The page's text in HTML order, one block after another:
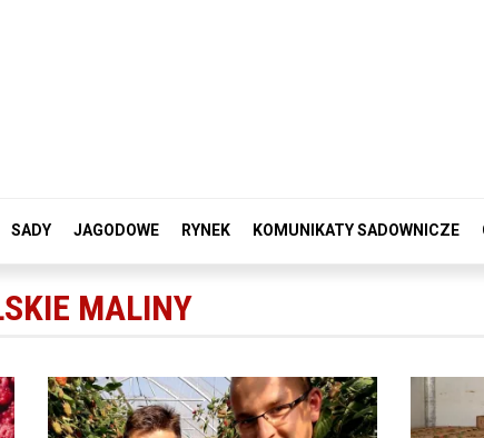
SADY JAGODOWE RYNEK KOMUNIKATY SADOWNICZE
MALINY